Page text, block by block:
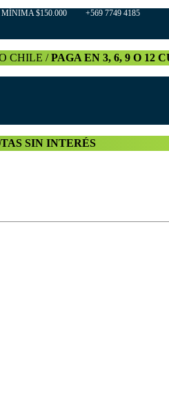
$150.000 +569 7749 4185
CHILE /PAGA EN 3, 6, 9 O 12
SIN INTERÉS